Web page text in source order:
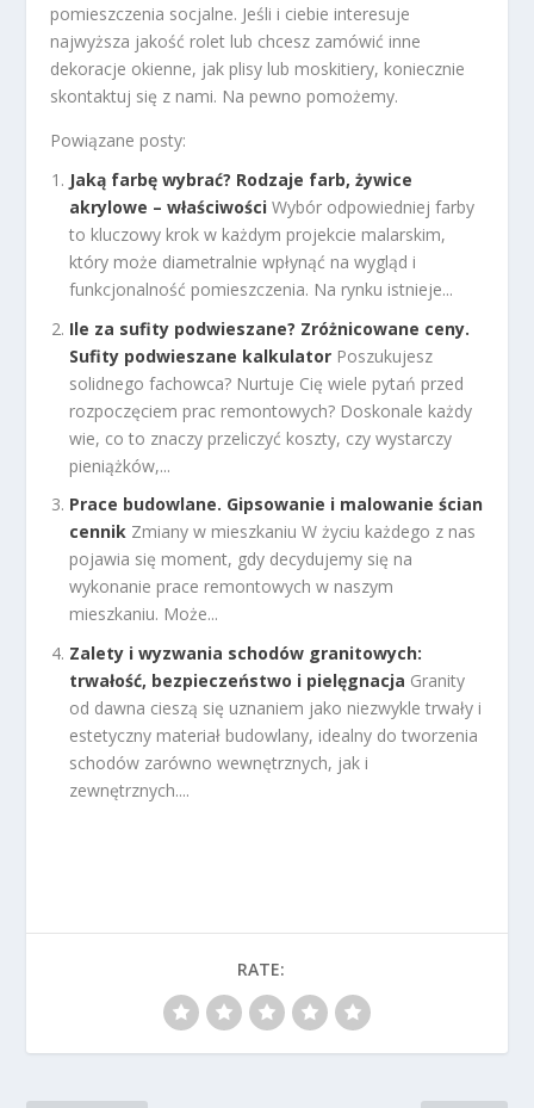
pomieszczenia socjalne. Jeśli i ciebie interesuje
najwyższa jakość rolet lub chcesz zamówić inne
dekoracje okienne, jak plisy lub moskitiery, koniecznie
skontaktuj się z nami. Na pewno pomożemy.
Powiązane posty:
Jaką farbę wybrać? Rodzaje farb, żywice
akrylowe – właściwości Wybór odpowiedniej farby
to kluczowy krok w każdym projekcie malarskim,
który może diametralnie wpłynąć na wygląd i
funkcjonalność pomieszczenia. Na rynku istnieje...
Ile za sufity podwieszane? Zróżnicowane ceny.
Sufity podwieszane kalkulator Poszukujesz
solidnego fachowca? Nurtuje Cię wiele pytań przed
rozpoczęciem prac remontowych? Doskonale każdy
wie, co to znaczy przeliczyć koszty, czy wystarczy
pieniążków,...
Prace budowlane. Gipsowanie i malowanie ścian
cennik Zmiany w mieszkaniu W życiu każdego z nas
pojawia się moment, gdy decydujemy się na
wykonanie prace remontowych w naszym
mieszkaniu. Może...
Zalety i wyzwania schodów granitowych:
trwałość, bezpieczeństwo i pielęgnacja Granity
od dawna cieszą się uznaniem jako niezwykle trwały i
estetyczny materiał budowlany, idealny do tworzenia
schodów zarówno wewnętrznych, jak i
zewnętrznych....
RATE: